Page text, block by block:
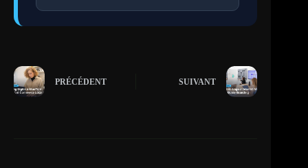
PRÉCÉDENT SUIVANT